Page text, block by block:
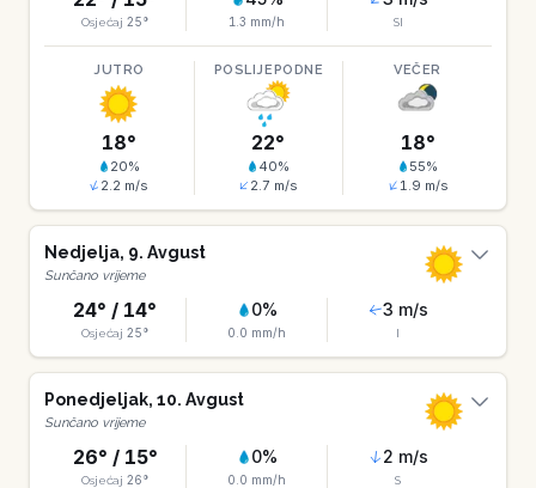
Osjećaj 25° 1.3 mm/h SI
JUTRO
18°
20%
2.2 m/s
POSLIJEPODNE
22°
40%
2.7 m/s
VEČER
18°
55%
1.9 m/s
Nedjelja, 9. Avgust
Sunčano vrijeme
24° / 14°
Osjećaj 25°
0%
0.0 mm/h
3 m/s
I
Ponedjeljak, 10. Avgust
Sunčano vrijeme
26° / 15°
Osjećaj 26°
0%
0.0 mm/h
2 m/s
S